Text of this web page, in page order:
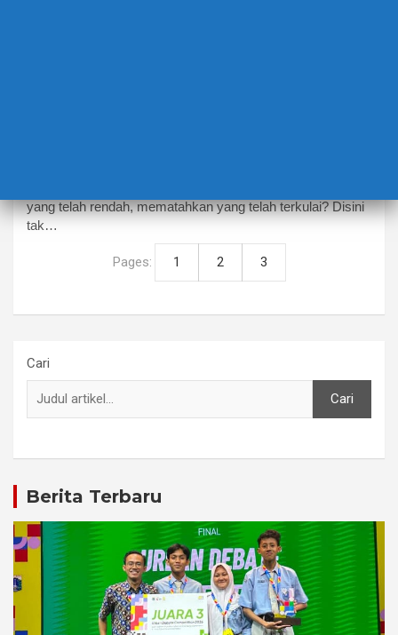
yang telah rendah, mematahkan yang telah terkulai? Disini
tak…
Pages: 1 2 3
Cari
Cari
Berita Terbaru